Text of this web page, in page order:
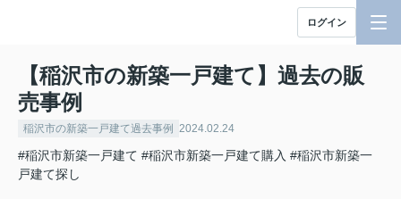
ログイン
【稲沢市の新築一戸建て】過去の販
売事例
稲沢市の新築一戸建て過去事例 2024.02.24
#稲沢市新築一戸建て #稲沢市新築一戸建て購入 #稲沢市新築一
戸建て探し